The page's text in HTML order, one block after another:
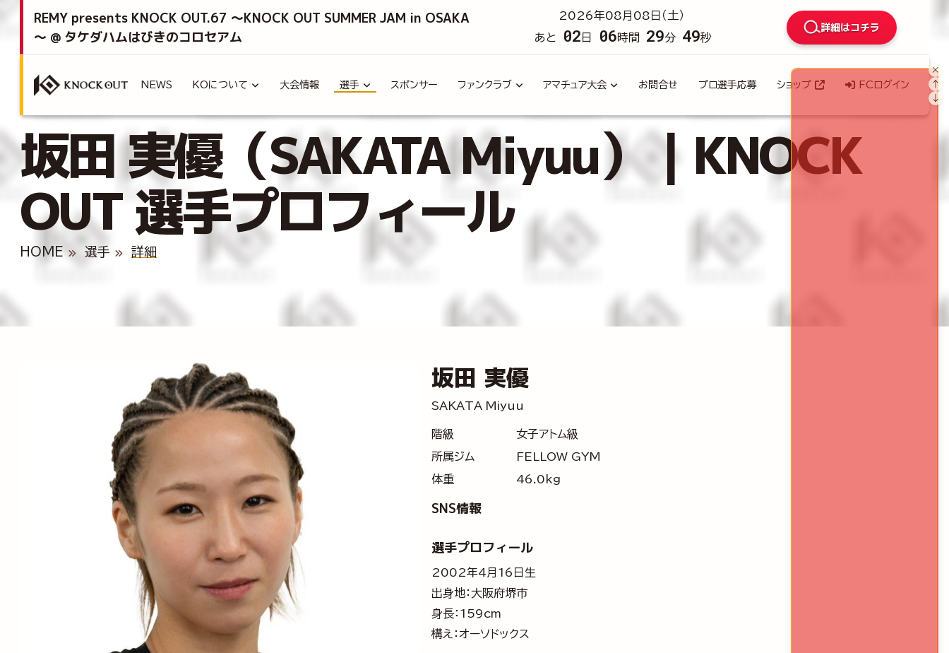
REMY presents KNOCK OUT.67 ～KNOCK OUT SUMMER JAM in OSAKA
～ @ タケダハムはびきのコロセアム
2026年08月08日（土）
あと
02 日 06時間 29分 47秒
詳細はコチラ
NEWS KOについて 大会情報 選手 スポンサー ファンクラブ アマチュア大会 お問合せ プロ選手応募 ショップ FCログイン
坂田 実優（SAKATA Miyuu）｜KNOCK
OUT 選手プロフィール
HOME 選手 詳細
坂田 実優
SAKATA Miyuu
階級
女子アトム級
所属ジム
FELLOW GYM
体重
46.0kg
SNS情報
選手プロフィール
2002年4月16日生
出身地：大阪府堺市
身長：159cm
構え：オーソドックス
×
↑
↓